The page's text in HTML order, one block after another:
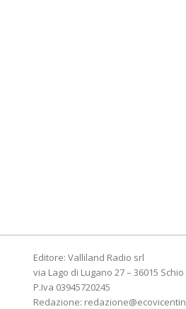
Editore: Valliland Radio srl
via Lago di Lugano 27 – 36015 Schio
P.Iva 03945720245
Redazione: